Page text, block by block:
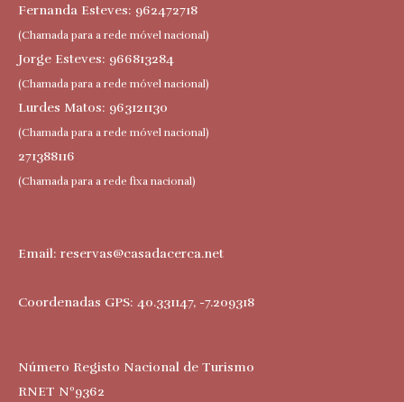
Fernanda Esteves: 962472718
(Chamada para a rede móvel nacional)
Jorge Esteves: 966813284
(Chamada para a rede móvel nacional)
Lurdes Matos: 963121130
(Chamada para a rede móvel nacional)
271388116
(Chamada para a rede fixa nacional)
Email: reservas@casadacerca.net
Coordenadas GPS: 40.331147, -7.209318
Número Registo Nacional de Turismo
RNET Nº9362